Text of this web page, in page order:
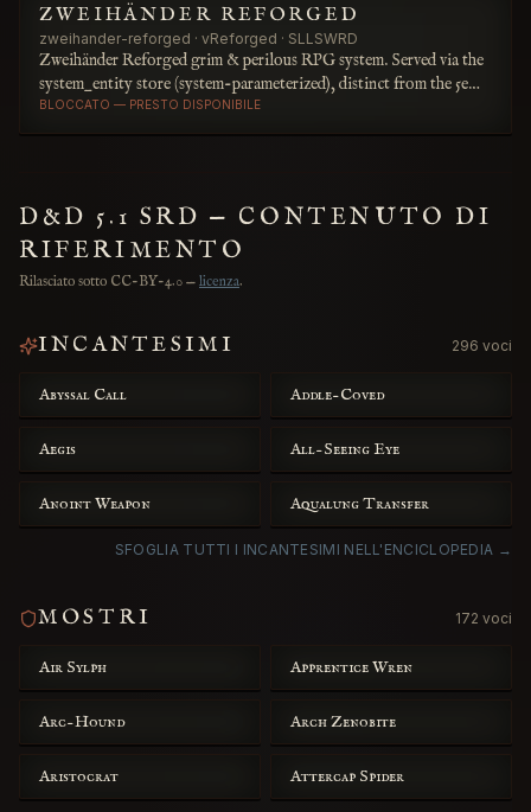
ZWEIHÄNDER REFORGED
zweihander-reforged · vReforged · SLLSWRD
Zweihänder Reforged grim & perilous RPG system. Served via the
system_entity store (system-parameterized), distinct from the 5e
catalog tables.
BLOCCATO — PRESTO DISPONIBILE
D&D 5.1 SRD — CONTENUTO DI
RIFERIMENTO
Rilasciato sotto CC-BY-4.0 — licenza.
INCANTESIMI 296 voci
Abyssal Call Addle-Coved
Aegis All-Seeing Eye
Anoint Weapon Aqualung Transfer
SFOGLIA TUTTI I INCANTESIMI NELL'ENCICLOPEDIA →
MOSTRI 172 voci
Air Sylph Apprentice Wren
Arc-Hound Arch Zenobite
Aristocrat Attercap Spider